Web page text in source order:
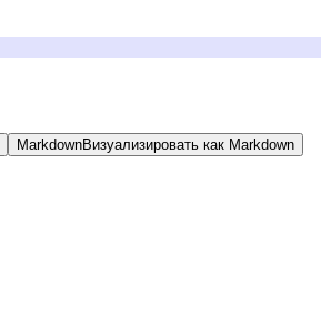
MarkdownВизуализировать как Markdown